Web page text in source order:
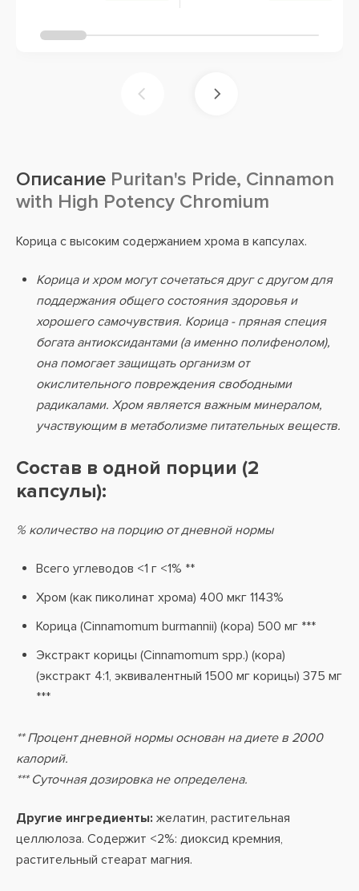
Описание Puritan's Pride, Cinnamon
with High Potency Chromium
Корица с высоким содержанием хрома в капсулах.
Корица и хром могут сочетаться друг с другом для
поддержания общего состояния здоровья и
хорошего самочувствия. Корица - пряная специя
богата антиоксидантами (а именно полифенолом),
она помогает защищать организм от
окислительного повреждения свободными
радикалами. Хром является важным минералом,
участвующим в метаболизме питательных веществ.
Состав в одной порции (2
капсулы):
% количество на порцию от дневной нормы
Всего углеводов <1 г <1% **
Хром (как пиколинат хрома) 400 мкг 1143%
Корица (Cinnamomum burmannii) (кора) 500 мг ***
Экстракт корицы (Cinnamomum spp.) (кора)
(экстракт 4:1, эквивалентный 1500 мг корицы) 375 мг
***
** Процент дневной нормы основан на диете в 2000
калорий.
*** Суточная дозировка не определена.
Другие ингредиенты: желатин, растительная
целлюлоза. Содержит <2%: диоксид кремния,
растительный стеарат магния.